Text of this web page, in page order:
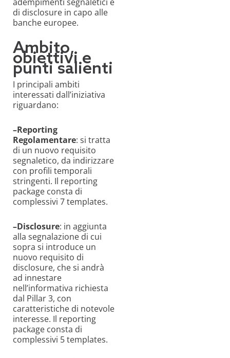
di disclosure in capo alle
banche europee.
Ambito,
obiettivi e
punti salienti
I principali ambiti
interessati dall’iniziativa
riguardano:
–Reporting
Regolamentare: si tratta
di un nuovo requisito
segnaletico, da indirizzare
con profili temporali
stringenti. Il reporting
package consta di
complessivi 7templates.
–Disclosure: in aggiunta
alla segnalazione di cui
sopra si introduce un
nuovo requisito di
disclosure, che si andrà
ad innestare
nell’informativa richiesta
dal Pillar 3, con
caratteristiche di notevole
interesse. Il reporting
package consta di
complessivi 5templates.